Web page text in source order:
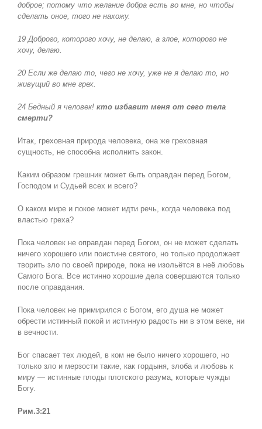
доброе; потому что желание добра есть во мне, но чтобы
сделать оное, того не нахожу.
19 Доброго, которого хочу, не делаю, а злое, которого не
хочу, делаю.
20 Если же делаю то, чего не хочу, уже не я делаю то, но
живущий во мне грех.
24 Бедный я человек! кто избавит меня от сего тела
смерти?
Итак, греховная природа человека, она же греховная
сущность, не способна исполнить закон.
Каким образом грешник может быть оправдан перед Богом,
Господом и Судьей всех и всего?
О каком мире и покое может идти речь, когда человека под
властью греха?
Пока человек не оправдан перед Богом, он не может сделать
ничего хорошего или поистине святого, но только продолжает
творить зло по своей природе, пока не изольётся в неё любовь
Самого Бога. Все истинно хорошие дела совершаются только
после оправдания.
Пока человек не примирился с Богом, его душа не может
обрести истинный покой и истинную радость ни в этом веке, ни
в вечности.
Бог спасает тех людей, в ком не было ничего хорошего, но
только зло и мерзости такие, как гордыня, злоба и любовь к
миру — истинные плоды плотского разума, которые чужды
Богу.
Рим.3:21